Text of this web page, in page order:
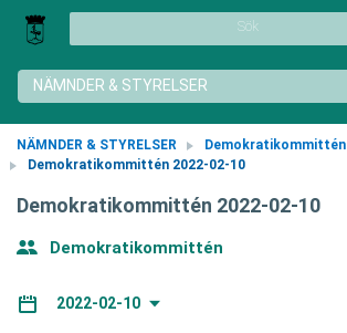
Sök
NÄMNDER & STYRELSER
NÄMNDER & STYRELSER
Demokratikommittén
Demokratikommittén 2022-02-10
Demokratikommittén 2022-02-10
Demokratikommittén
2022-02-10